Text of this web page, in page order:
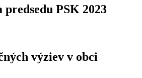
PSK 2023
výziev v obci